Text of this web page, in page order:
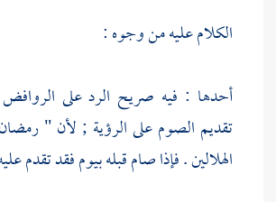
الكلام عليه من وجوه :
أحدها : فيه صريح الرد على الروافض
تقديم الصوم على الرؤية ; لأن "
الهلالين . فإذا صام قبله بيوم فقد تقدم